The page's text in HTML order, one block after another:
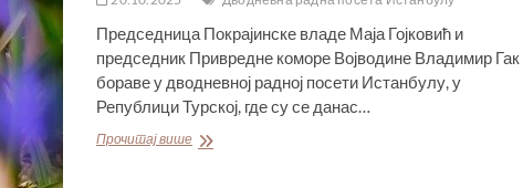
Председница Покрајинске владе Маја Гојковић и
председник Привредне коморе Војводине Владимир Гак
бораве у дводневној радној посети Истанбулу, у
Републици Турској, где су се данас…
Прочитај вишеГОЈКОВИЋЕВА